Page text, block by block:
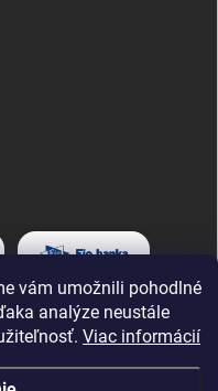
vám umožnili pohodlné
analýze neustále
Viac informácií